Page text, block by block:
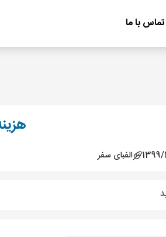
تماس با ما
1399/ الفبای سفر